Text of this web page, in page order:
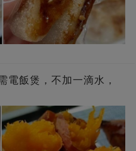
電飯煲，不加一滴水，